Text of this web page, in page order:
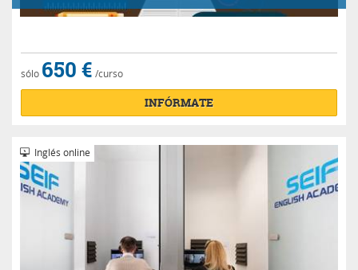
sólo 650 € /curso
INFÓRMATE
Inglés online